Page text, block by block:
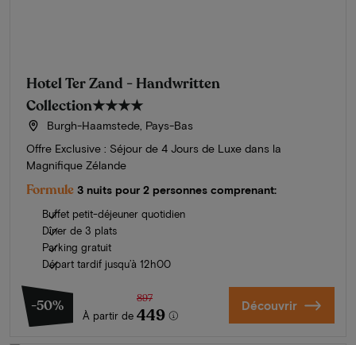
Hotel Ter Zand - Handwritten
Collection★★★★
Burgh-Haamstede, Pays-Bas
Offre Exclusive : Séjour de 4 Jours de Luxe dans la
Magnifique Zélande
Formule 3 nuits pour 2 personnes comprenant:
Buffet petit-déjeuner quotidien
Dîner de 3 plats
Parking gratuit
Départ tardif jusqu’à 12h00
-50%
À partir de
897
449 Découvrir